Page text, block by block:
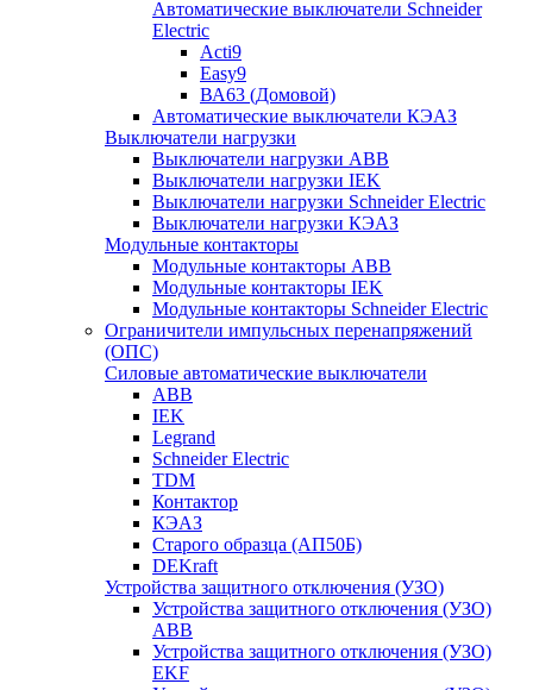
Автоматические выключатели Schneider
Electric
Acti9
Easy9
ВА63 (Домовой)
Автоматические выключатели КЭАЗ
Выключатели нагрузки
Выключатели нагрузки ABB
Выключатели нагрузки IEK
Выключатели нагрузки Schneider Electric
Выключатели нагрузки КЭАЗ
Модульные контакторы
Модульные контакторы ABB
Модульные контакторы IEK
Модульные контакторы Schneider Electric
Ограничители импульсных перенапряжений
(ОПС)
Силовые автоматические выключатели
ABB
IEK
Legrand
Schneider Electric
TDM
Контактор
КЭАЗ
Старого образца (АП50Б)
DEKraft
Устройства защитного отключения (УЗО)
Устройства защитного отключения (УЗО)
ABB
Устройства защитного отключения (УЗО)
EKF